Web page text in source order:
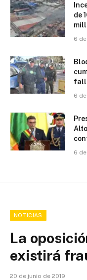
de
6
6
6
NOTICIAS
La
existirá
20 de junio de 2019